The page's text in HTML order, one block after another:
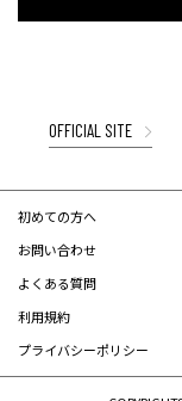
OFFICIAL SITE
初めての方へ
お問い合わせ
よくある質問
利用規約
プライバシーポリシー